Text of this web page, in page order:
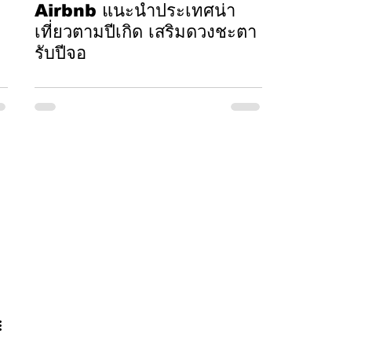
Airbnb แนะนำประเทศน่า
เที่ยวตามปีเกิด เสริมดวงชะตา
รับปีจอ